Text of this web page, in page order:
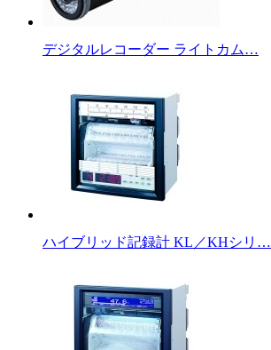
デジタルレコーダー ライトカム…
ハイブリッド記録計 KL／KHシリ…